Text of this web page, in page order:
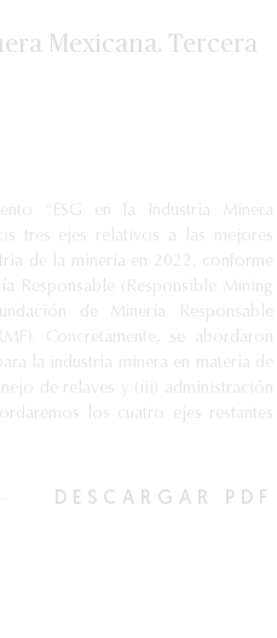
Mexicana. Tercera
“ESG en la Industria Minera
tres ejes relativos a las mejores
de la minería en 2022, conforme
Responsable (Responsible Mining
de Minería Responsable
Concretamente, se abordaron
la industria minera en materia de
de relaves y (iii) administración
los cuatro ejes restantes
DESCARGAR PDF